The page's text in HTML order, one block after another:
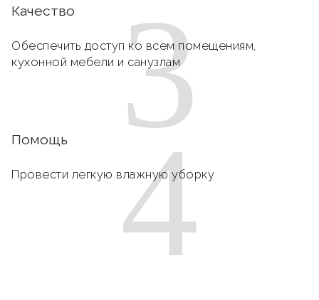
3
Качество
Обеспечить доступ ко всем помещениям,
кухонной мебели и санузлам
4
Помощь
Провести легкую влажную уборку